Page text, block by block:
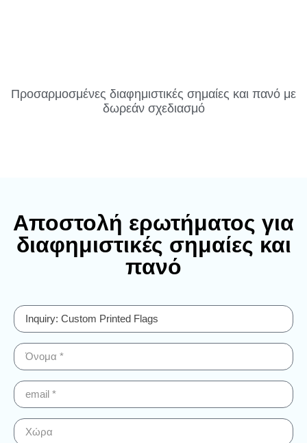
Προσαρμοσμένες διαφημιστικές σημαίες και πανό με
δωρεάν σχεδιασμό
Αποστολή ερωτήματος για
διαφημιστικές σημαίες και
πανό